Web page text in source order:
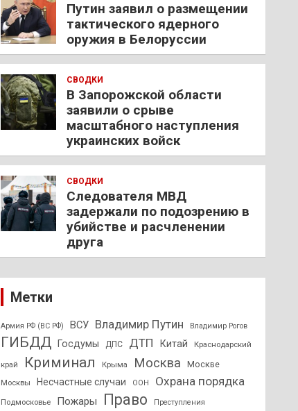
Путин заявил о размещении
тактического ядерного
оружия в Белоруссии
СВОДКИ
В Запорожской области
заявили о срыве
масштабного наступления
украинских войск
СВОДКИ
Следователя МВД
задержали по подозрению в
убийстве и расчленении
друга
Метки
Армия РФ (ВС РФ) ВСУ Владимир Путин Владимир Рогов
ГИБДД Госдумы ДПС ДТП Китай Краснодарский
край Криминал Крыма Москва Москве
Москвы Несчастные случаи ООН Охрана порядка
Подмосковье Пожары Право Преступления